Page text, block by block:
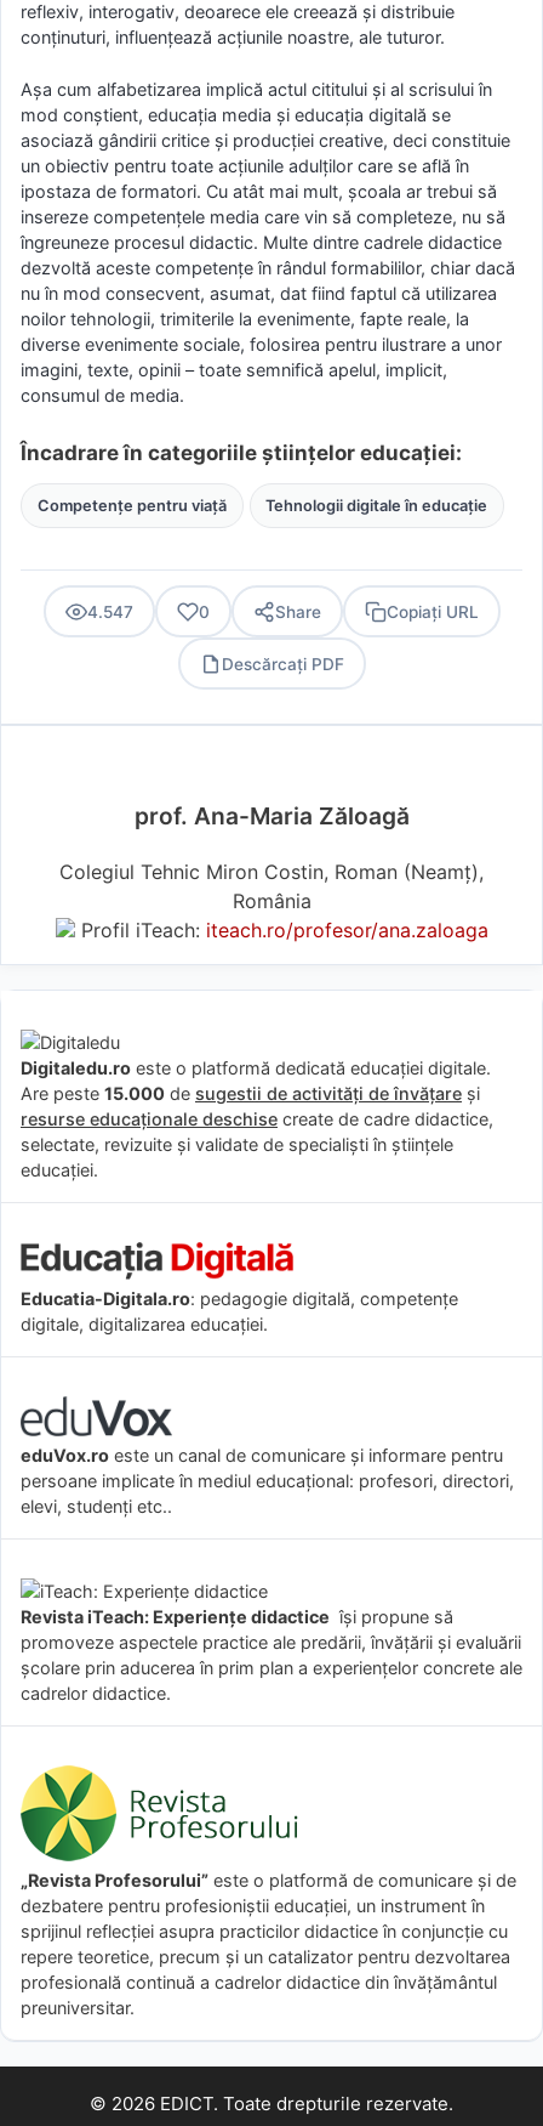
reflexiv, interogativ, deoarece ele creează și distribuie
conținuturi, influențează acțiunile noastre, ale tuturor.
Așa cum alfabetizarea implică actul cititului și al scrisului în
mod conștient, educația media și educația digitală se
asociază gândirii critice și producției creative, deci constituie
un obiectiv pentru toate acțiunile adulților care se află în
ipostaza de formatori. Cu atât mai mult, școala ar trebui să
insereze competențele media care vin să completeze, nu să
îngreuneze procesul didactic. Multe dintre cadrele didactice
dezvoltă aceste competențe în rândul formabililor, chiar dacă
nu în mod consecvent, asumat, dat fiind faptul că utilizarea
noilor tehnologii, trimiterile la evenimente, fapte reale, la
diverse evenimente sociale, folosirea pentru ilustrare a unor
imagini, texte, opinii – toate semnifică apelul, implicit,
consumul de media.
Încadrare în categoriile științelor educației:
Competențe pentru viață Tehnologii digitale în educație
4.547 0 Share Copiați URL
Descărcați PDF
prof. Ana-Maria Zăloagă
Colegiul Tehnic Miron Costin, Roman (Neamţ),
România
Profil iTeach: iteach.ro/profesor/ana.zaloaga
Digitaledu.ro este o platformă dedicată educației digitale.
Are peste 15.000 de sugestii de activități de învățare și
resurse educaționale deschise create de cadre didactice,
selectate, revizuite și validate de specialiști în științele
educației.
Educatia-Digitala.ro: pedagogie digitală, competențe
digitale, digitalizarea educației.
eduVox.ro este un canal de comunicare și informare pentru
persoane implicate în mediul educațional: profesori, directori,
elevi, studenți etc..
Revista iTeach: Experienţe didactice îşi propune să
promoveze aspectele practice ale predării, învăţării şi evaluării
şcolare prin aducerea în prim plan a experienţelor concrete ale
cadrelor didactice.
„Revista Profesorului” este o platformă de comunicare și de
dezbatere pentru profesioniștii educației, un instrument în
sprijinul reflecției asupra practicilor didactice în conjuncție cu
repere teoretice, precum și un catalizator pentru dezvoltarea
profesională continuă a cadrelor didactice din învățământul
preuniversitar.
© 2026 EDICT. Toate drepturile rezervate.